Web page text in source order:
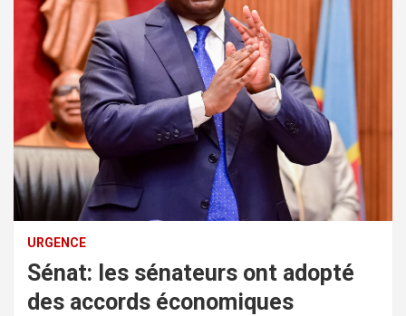
URGENCE
Sénat: les sénateurs ont adopté
des accords économiques